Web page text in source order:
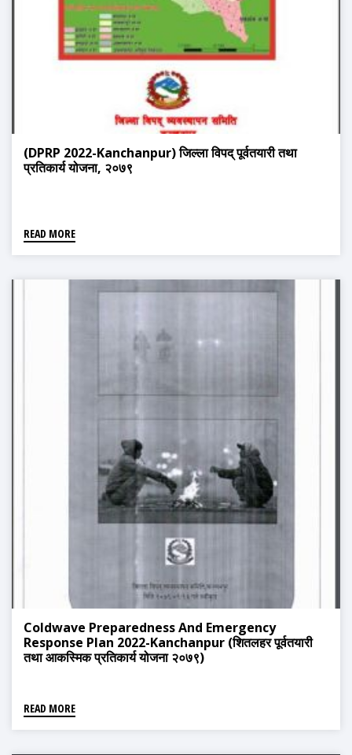
(DPRP 2022-Kanchanpur) जिल्ला विपद् पूर्वतयारी तथा
प्रतिकार्य योजना, २०७९
READ MORE
Coldwave Preparedness And Emergency
Response Plan 2022-Kanchanpur (शितलहर पूर्वतयारी
तथा आकस्मिक प्रतिकार्य योजना २०७९)
READ MORE